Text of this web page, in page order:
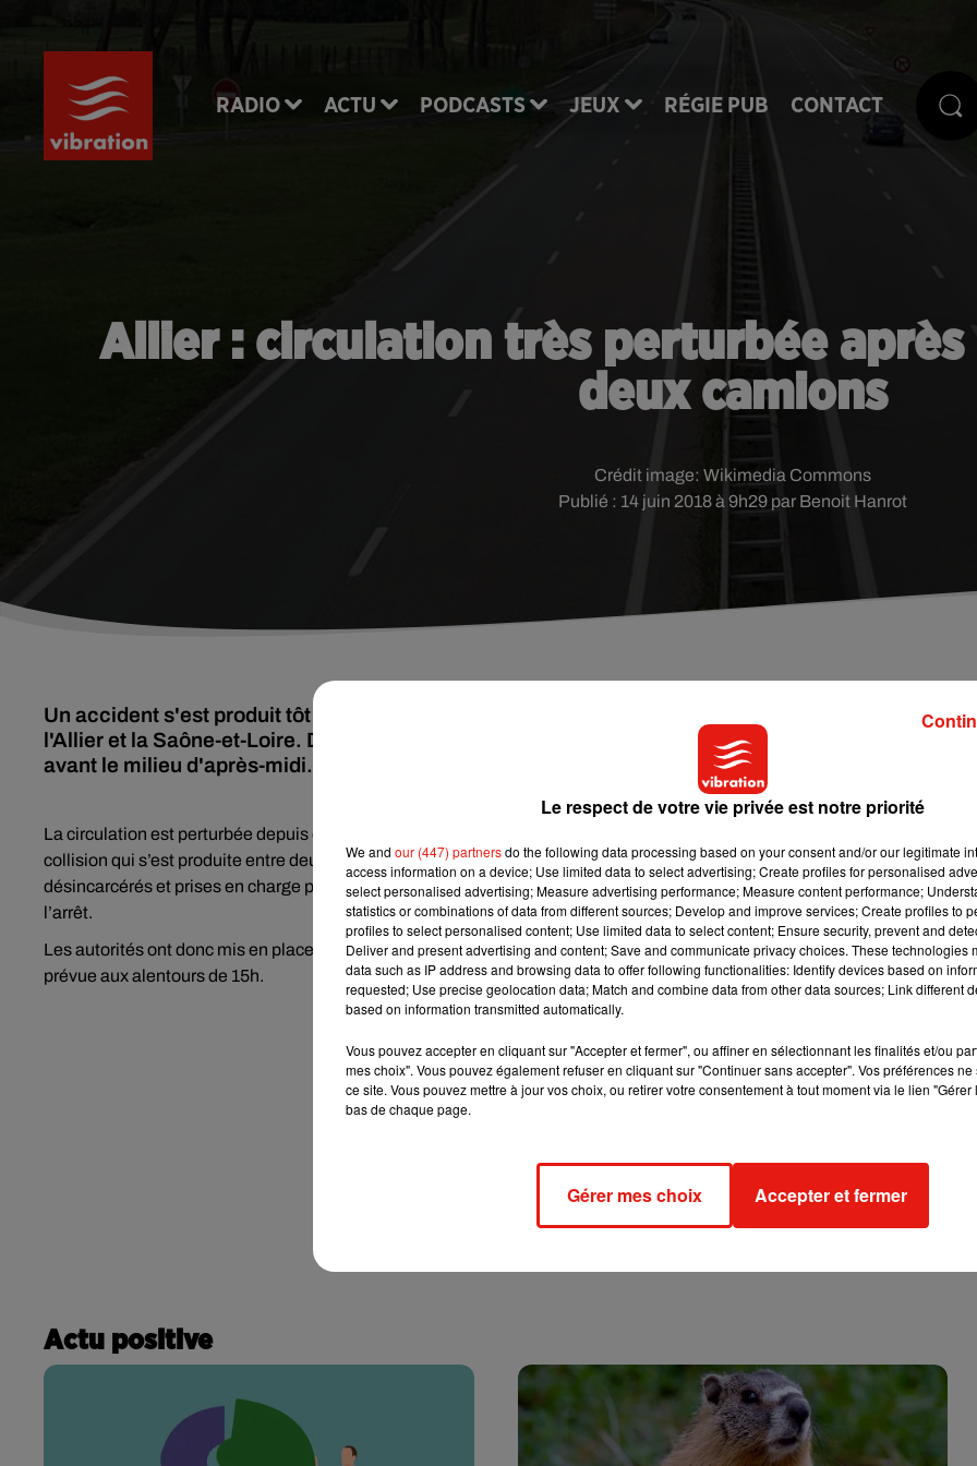
RADIO ACTU PODCASTS JEUX RÉGIE PUB CONTACT
Allier : circulation très perturbée
deux camions
Publié : 14 juin 2018 à 9h29 par Benoit Hanrot
Crédit image: Wikimedia Commons
Un accident s'est produit tôt ce matin sur la Route Centre Europe Atlantique à la frontière entre
l'Allier et la Saône-et-Loire. Deux poids lourds sont impliqués. Le retour à la normale n'est pas
avant le milieu d'après-midi.
La circulation est perturbée depuis ce matin sur la RCEA dans l’
collision qui s’est produite entre deux poids lourds à hauteur de la commune deMolinet. Deux personnes ont dû être
désincarcérés et prises en charge par l’équipe médicale. Elles se trouvaient dans le camion qui a percuté l’autre véhicule à
l’arrêt.
Les autorités ont donc mis en place une déviation par la D779 entre les échangeurs de Molinet et Diou. Retour à la
prévue aux alentours de 15h.
Actu positive
Le respect de votre vie privée est notre priorité
We and our (447) partnersdo the following data processing based on your consent and/or our legitimate
access information on a device; Use limited data to select advertising; Create profiles for personalised
select personalised advertising; Measure advertising performance; Measure content performance;
statistics or combinations of data from different sources; Develop and improve services; Create profiles to
profiles to select personalised content; Use limited data to select content; Ensure security, prevent and
Deliver and present advertising and content; Save and communicate privacy choices. These technologies
data such as IP address and browsing data to offer following functionalities: Identify devices based on
requested; Use precise geolocation data; Match and combine data from other data sources; Link different
based on information transmitted automatically.
Vous pouvez accepter en cliquant sur "Accepter et fermer", ou affiner en sélectionnant les finalités et/ou
mes choix". Vous pouvez également refuser en cliquant sur "Continuer sans accepter". Vos préférences
ce site. Vous pouvez mettre à jour vos choix, ou retirer votre consentement à tout moment via le lien
bas de chaque page.
Gérer mes choix Accepter et fermer